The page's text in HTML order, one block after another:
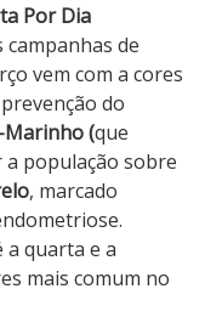
Por Dia
de
vem com a cores
do
Marinho (que
a população sobre
, marcado
a quarta e a
mais comum no